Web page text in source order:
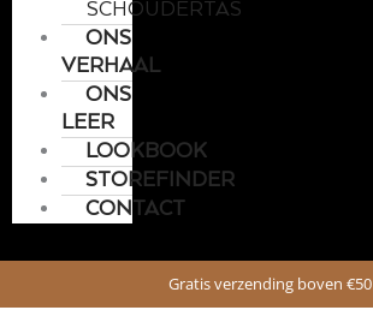
SCHOUDERTAS
ONS
VERHAAL
ONS
LEER
LOOKBOOK
STOREFINDER
CONTACT
Gratis verzending boven €50